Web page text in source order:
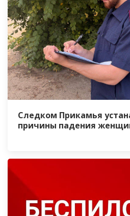
Следком Прикамья
причины падения